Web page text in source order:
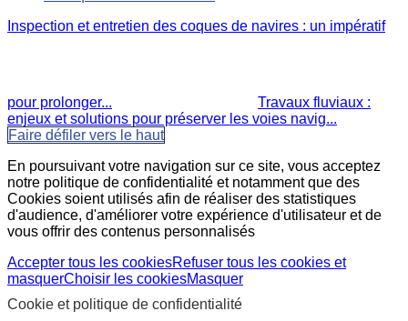
Inspection et entretien des coques de navires : un impératif
pour prolonger...
Travaux fluviaux :
enjeux et solutions pour préserver les voies navig...
Faire défiler vers le haut
En poursuivant votre navigation sur ce site, vous acceptez
notre politique de confidentialité et notamment que des
Cookies soient utilisés afin de réaliser des statistiques
d'audience, d'améliorer votre expérience d'utilisateur et de
vous offrir des contenus personnalisés
Accepter tous les cookiesRefuser tous les cookies et
masquerChoisir les cookiesMasquer
Cookie et politique de confidentialité